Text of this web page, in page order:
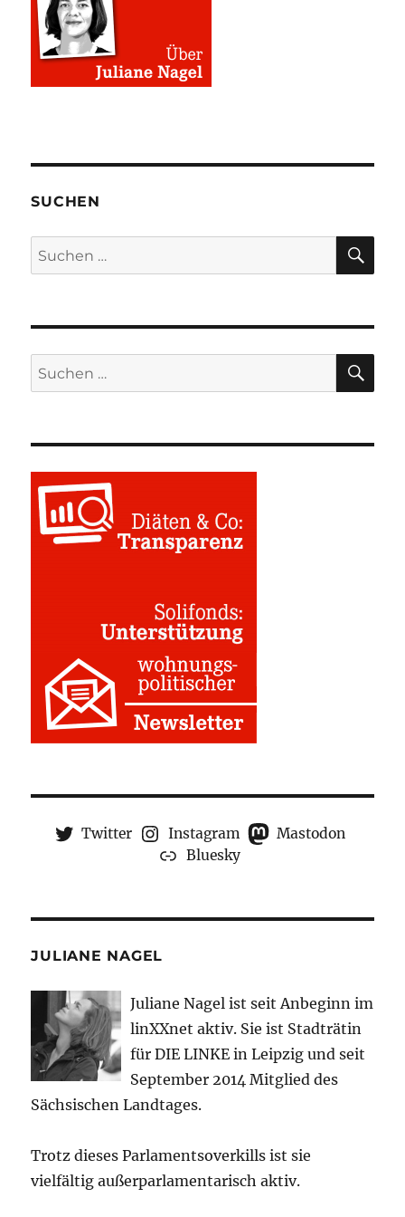
SUCHEN
Suchen
nach:
Suchen
nach:
Twitter Instagram
Mastodon
Bluesky
JULIANE NAGEL
Juliane Nagel ist seit Anbeginn im
linXXnet aktiv. Sie ist Stadträtin
für DIE LINKE in Leipzig und seit
September 2014 Mitglied des
Sächsischen Landtages.
Trotz dieses Parlamentsoverkills ist sie
vielfältig außerparlamentarisch aktiv.